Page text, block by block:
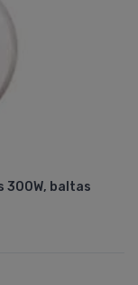
300W, baltas